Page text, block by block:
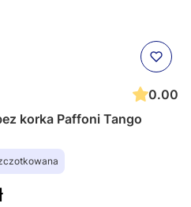
0.00
korka Paffoni Tango